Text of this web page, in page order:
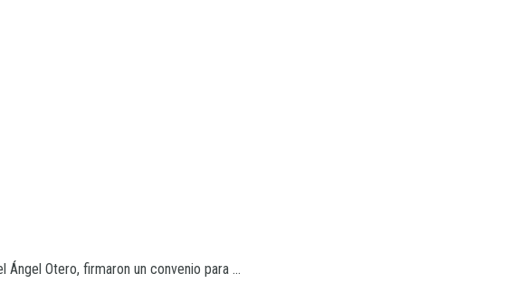
Otero, firmaron un convenio para ...